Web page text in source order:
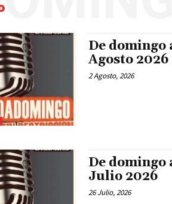
De domingo
Agosto 2026
2 Agosto, 2026
De domingo
Julio 2026
26 Julio, 2026